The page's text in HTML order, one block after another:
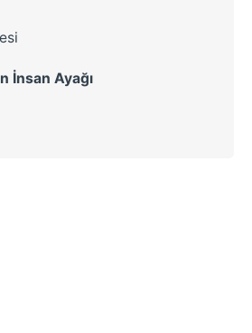
İnsan Ayağı